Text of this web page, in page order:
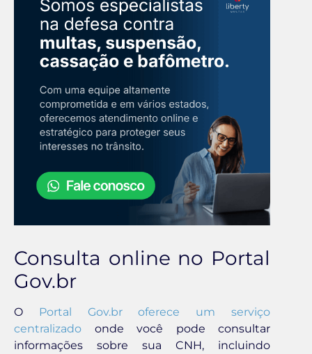
Consulta online no Portal
Gov.br
O Portal Gov.br oferece um serviço
centralizado onde você pode consultar
informações sobre sua CNH, incluindo